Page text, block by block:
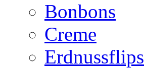
Bonbons
Creme
Erdnussflips